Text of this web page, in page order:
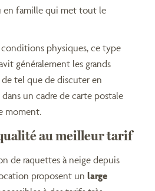
en famille qui met tout le
physiques, ce type
généralement les grands
tel que de discuter en
un cadre de carte postale
moment.
au meilleur tarif
de raquettes à neige depuis
proposent unlarge